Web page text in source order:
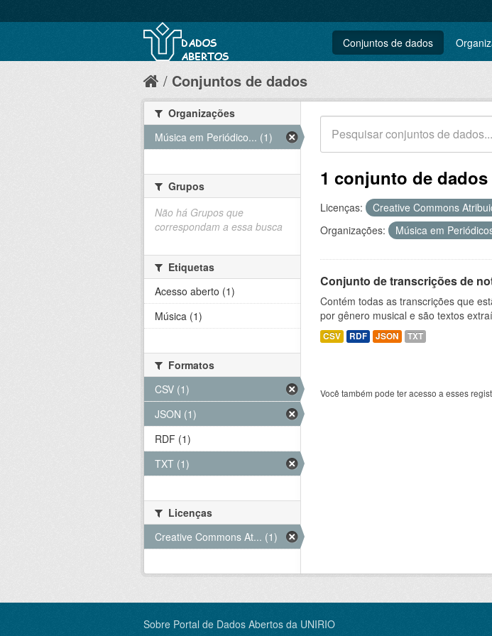
Conjuntos de dados
Conjuntos de dados
1 conjunto de
Licenças: Creative Commons
Organizações:
Música em
Conjunto de transcrições de
Contém todas as transcrições que
por gênero musical e são textos
CSV RDF JSON TXT
Você também pode ter acesso a esses
Organizações
Música em Periódico... (1)
Grupos
Não há Grupos que
correspondam a essa busca
Etiquetas
Acesso aberto (1)
Música (1)
Formatos
CSV (1)
JSON (1)
RDF (1)
TXT (1)
Licenças
Creative Commons At... (1)
Sobre Portal de Dados Abertos da UNIRIO